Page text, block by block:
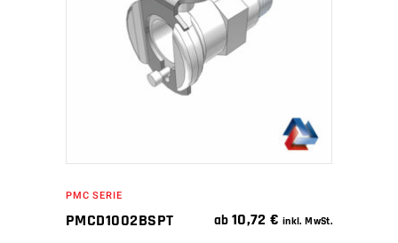
WEITERLESEN
PMC SERIE
PMCD1002BSPT ab 10,72€ inkl. MwSt.